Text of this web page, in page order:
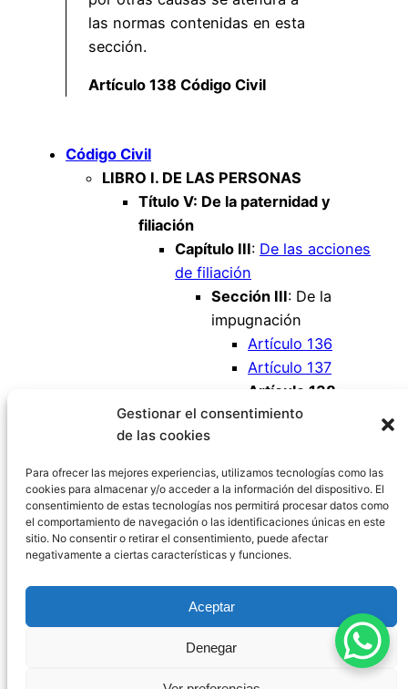
Gestionar el consentimiento
de las cookies
Para ofrecer las mejores experiencias, utilizamos tecnologías como las
cookies para almacenar y/o acceder a la información del dispositivo. El
consentimiento de estas tecnologías nos permitirá procesar datos como
el comportamiento de navegación o las identificaciones únicas en este
sitio. No consentir o retirar el consentimiento, puede afectar
negativamente a ciertas características y funciones.
Aceptar
Denegar
las normas contenidas en esta
sección.
Artículo 138 Código Civil
Código Civil
LIBRO I. DE LAS PERSONAS
Título V: De la paternidad y
filiación
Capítulo III: De las acciones
de filiación
Sección III: De la
impugnación
Artículo 136
Artículo 137
Artículo 138
Artículo 139
Política de Privacidad
Política de
Contacto